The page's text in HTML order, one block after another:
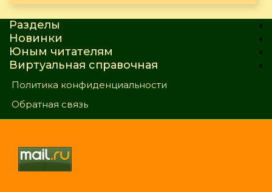
Разделы
Новинки
Юным читателям
Виртуальная справочная
Политика конфиденциальности
Обратная связь